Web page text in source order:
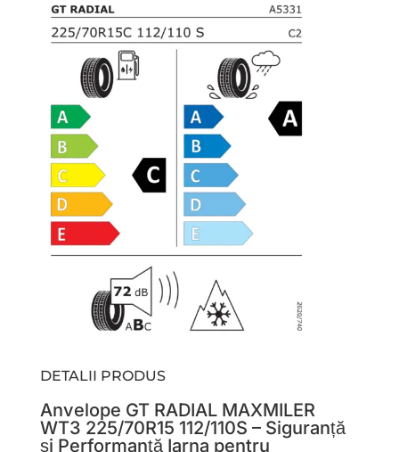
DETALII PRODUS
Anvelope GT RADIAL MAXMILER
WT3 225/70R15 112/110S – Siguranță
și Performanță Iarna pentru